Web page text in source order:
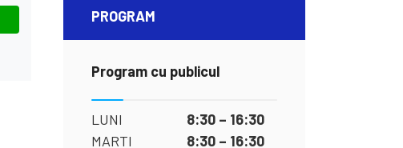
PROGRAM
Program cu publicul
LUNI 8:30 – 16:30
MARTI 8:30 – 16:30